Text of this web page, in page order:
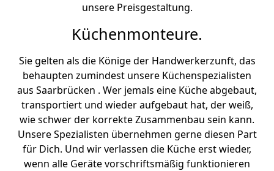
unsere Preisgestaltung.
Küchenmonteure.
Sie gelten als die Könige der Handwerkerzunft, das
behaupten zumindest unsere Küchenspezialisten
aus Saarbrücken . Wer jemals eine Küche abgebaut,
transportiert und wieder aufgebaut hat, der weiß,
wie schwer der korrekte Zusammenbau sein kann.
Unsere Spezialisten übernehmen gerne diesen Part
für Dich. Und wir verlassen die Küche erst wieder,
wenn alle Geräte vorschriftsmäßig funktionieren